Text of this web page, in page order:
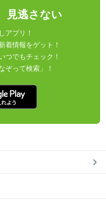
見逃さない
アプリ！
着情報をゲット！
つでもチェック！
ぞって検索」！